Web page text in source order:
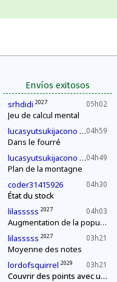
Envíos exitosos
05h02
srhdidi 2027
Jeu de calcul mental
04h59
lucasyutsukijacono 2030
Dans le fourré
04h49
lucasyutsukijacono 2030
Plan de la montagne
04h30
coder31415926
État du stock
04h03
lilasssss 2027
Augmentation de la population
03h21
lilasssss 2027
Moyenne des notes
03h21
lordofsquirrel 2029
Couvrir des points avec un segment de longueur fixe